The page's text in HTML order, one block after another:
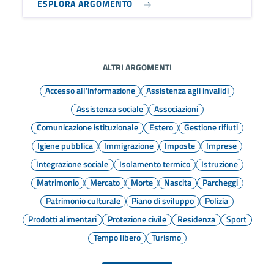
ESPLORA ARGOMENTO
ALTRI ARGOMENTI
Accesso all'informazione
Assistenza agli invalidi
Assistenza sociale
Associazioni
Comunicazione istituzionale
Estero
Gestione rifiuti
Igiene pubblica
Immigrazione Imposte
Imprese
Integrazione sociale
Isolamento termico
Istruzione
Matrimonio
Mercato Morte Nascita
Parcheggi
Patrimonio culturale
Piano di sviluppo
Polizia
Prodotti alimentari
Protezione civile Residenza
Sport
Tempo libero
Turismo